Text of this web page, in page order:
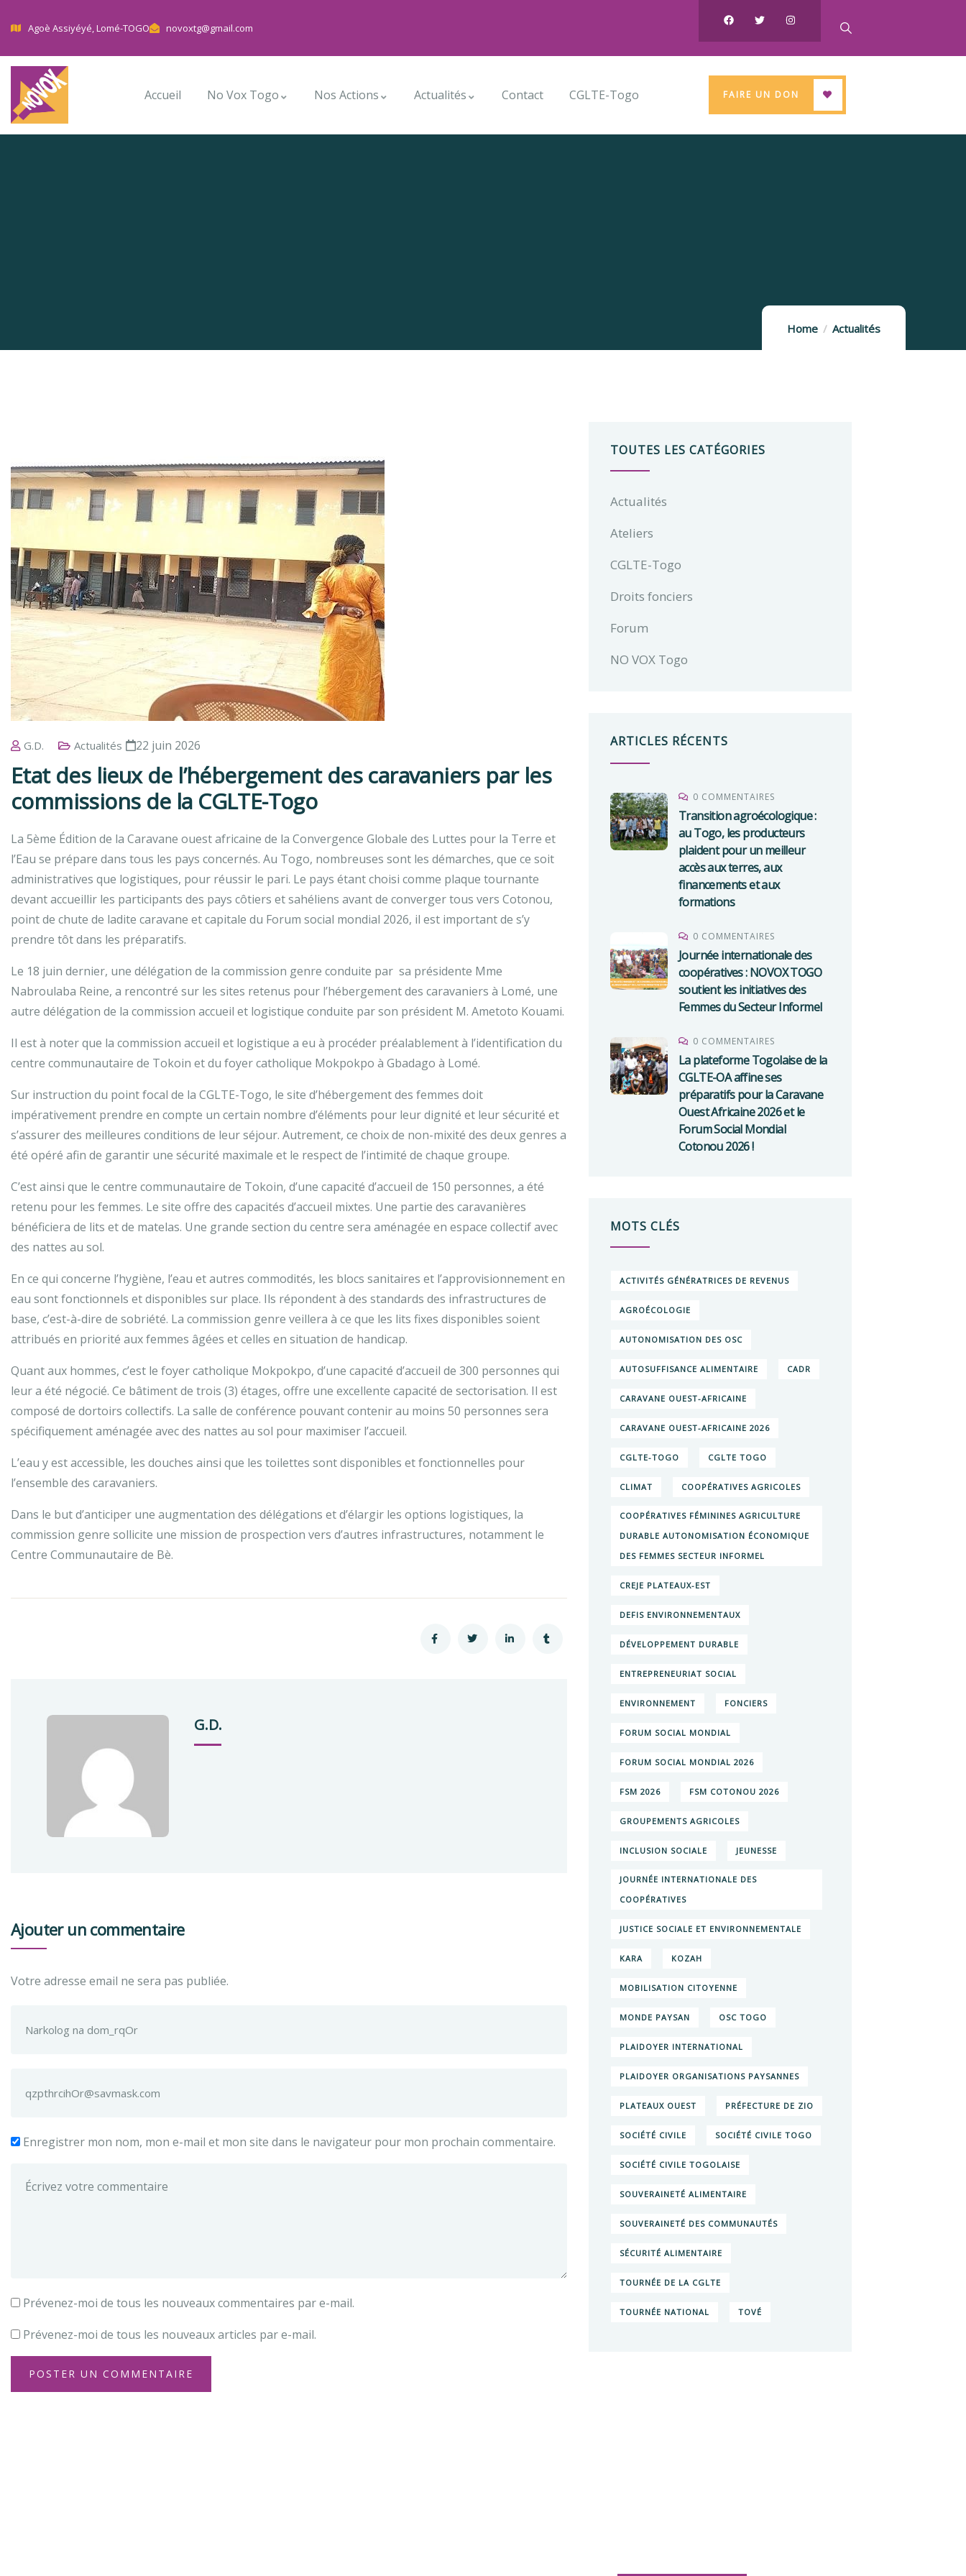
Agoè Assiyéyé, Lomé-TOGO novoxtg@gmail.com
Accueil No Vox Togo Nos Actions Actualités Contact CGLTE-Togo FAIRE UN DON
Home Actualités
G.D. Actualités 22 juin 2026
Etat des lieux de l’hébergement des caravaniers par les
commissions de la CGLTE-Togo
La 5ème Édition de la Caravane ouest africaine de la Convergence Globale des Luttes pour la Terre et
l’Eau se prépare dans tous les pays concernés. Au Togo, nombreuses sont les démarches, que ce soit
administratives que logistiques, pour réussir le pari. Le pays étant choisi comme plaque tournante
devant accueillir les participants des pays côtiers et sahéliens avant de converger tous vers Cotonou,
point de chute de ladite caravane et capitale du Forum social mondial 2026, il est important de s’y
prendre tôt dans les préparatifs.
Le 18 juin dernier, une délégation de la commission genre conduite par sa présidente Mme
Nabroulaba Reine, a rencontré sur les sites retenus pour l’hébergement des caravaniers à Lomé, une
autre délégation de la commission accueil et logistique conduite par son président M. Ametoto Kouami.
Il est à noter que la commission accueil et logistique a eu à procéder préalablement à l’identification du
centre communautaire de Tokoin et du foyer catholique Mokpokpo à Gbadago à Lomé.
Sur instruction du point focal de la CGLTE-Togo, le site d’hébergement des femmes doit
impérativement prendre en compte un certain nombre d’éléments pour leur dignité et leur sécurité et
s’assurer des meilleures conditions de leur séjour. Autrement, ce choix de non-mixité des deux genres a
été opéré afin de garantir une sécurité maximale et le respect de l’intimité de chaque groupe.
C’est ainsi que le centre communautaire de Tokoin, d’une capacité d’accueil de 150 personnes, a été
retenu pour les femmes. Le site offre des capacités d’accueil mixtes. Une partie des caravanières
bénéficiera de lits et de matelas. Une grande section du centre sera aménagée en espace collectif avec
des nattes au sol.
En ce qui concerne l’hygiène, l’eau et autres commodités, les blocs sanitaires et l’approvisionnement en
eau sont fonctionnels et disponibles sur place. Ils répondent à des standards des infrastructures de
base, c’est-à-dire de sobriété. La commission genre veillera à ce que les lits fixes disponibles soient
attribués en priorité aux femmes âgées et celles en situation de handicap.
Quant aux hommes, c’est le foyer catholique Mokpokpo, d’une capacité d’accueil de 300 personnes qui
leur a été négocié. Ce bâtiment de trois (3) étages, offre une excellente capacité de sectorisation. Il est
composé de dortoirs collectifs. La salle de conférence pouvant contenir au moins 50 personnes sera
spécifiquement aménagée avec des nattes au sol pour maximiser l’accueil.
L’eau y est accessible, les douches ainsi que les toilettes sont disponibles et fonctionnelles pour
l’ensemble des caravaniers.
Dans le but d’anticiper une augmentation des délégations et d’élargir les options logistiques, la
commission genre sollicite une mission de prospection vers d’autres infrastructures, notamment le
Centre Communautaire de Bè.
G.D.
Ajouter un commentaire
Votre adresse email ne sera pas publiée.
Enregistrer mon nom, mon e-mail et mon site dans le navigateur pour mon prochain commentaire.
Prévenez-moi de tous les nouveaux commentaires par e-mail.
Prévenez-moi de tous les nouveaux articles par e-mail.
TOUTES LES CATÉGORIES
Actualités
Ateliers
CGLTE-Togo
Droits fonciers
Forum
NO VOX Togo
ARTICLES RÉCENTS
0 COMMENTAIRES
Transition agroécologique :
au Togo, les producteurs
plaident pour un meilleur
accès aux terres, aux
financements et aux
formations
0 COMMENTAIRES
Journée internationale des
coopératives : NOVOX TOGO
soutient les initiatives des
Femmes du Secteur Informel
0 COMMENTAIRES
La plateforme Togolaise de la
CGLTE-OA affine ses
préparatifs pour la Caravane
Ouest Africaine 2026 et le
Forum Social Mondial
Cotonou 2026 !
MOTS CLÉS
ACTIVITÉS GÉNÉRATRICES DE REVENUS
AGROÉCOLOGIE
AUTONOMISATION DES OSC
AUTOSUFFISANCE ALIMENTAIRE CADR
CARAVANE OUEST-AFRICAINE
CARAVANE OUEST-AFRICAINE 2026
CGLTE-TOGO CGLTE TOGO
CLIMAT COOPÉRATIVES AGRICOLES
COOPÉRATIVES FÉMININES AGRICULTURE
DURABLE AUTONOMISATION ÉCONOMIQUE
DES FEMMES SECTEUR INFORMEL
CREJE PLATEAUX-EST
DEFIS ENVIRONNEMENTAUX
DÉVELOPPEMENT DURABLE
ENTREPRENEURIAT SOCIAL
ENVIRONNEMENT FONCIERS
FORUM SOCIAL MONDIAL
FORUM SOCIAL MONDIAL 2026
FSM 2026 FSM COTONOU 2026
GROUPEMENTS AGRICOLES
INCLUSION SOCIALE JEUNESSE
JOURNÉE INTERNATIONALE DES
COOPÉRATIVES
JUSTICE SOCIALE ET ENVIRONNEMENTALE
KARA KOZAH
MOBILISATION CITOYENNE
MONDE PAYSAN OSC TOGO
PLAIDOYER INTERNATIONAL
PLAIDOYER ORGANISATIONS PAYSANNES
PLATEAUX OUEST PRÉFECTURE DE ZIO
SOCIÉTÉ CIVILE SOCIÉTÉ CIVILE TOGO
SOCIÉTÉ CIVILE TOGOLAISE
SOUVERAINETÉ ALIMENTAIRE
SOUVERAINETÉ DES COMMUNAUTÉS
SÉCURITÉ ALIMENTAIRE
TOURNÉE DE LA CGLTE
TOURNÉE NATIONAL TOVÉ